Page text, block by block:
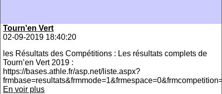
Tourn'en Vert
02-09-2019 18:40:20
les Résultats des Compétitions : Les résultats complets de
Tourn’en Vert 2019 :
https://bases.athle.fr/asp.net/liste.aspx?
En voir plus